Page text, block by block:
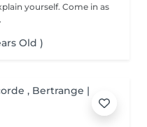
yourself. Come in as
Old )